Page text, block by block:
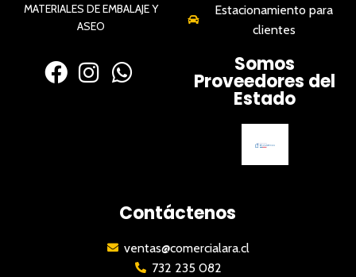
MATERIALES DE EMBALAJE Y
ASEO
Estacionamiento para
clientes
Somos
Proveedores del
Estado
Contáctenos
ventas@comercialara.cl
732 235 082